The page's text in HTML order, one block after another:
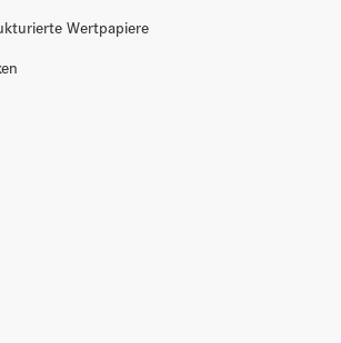
Wertpapiere